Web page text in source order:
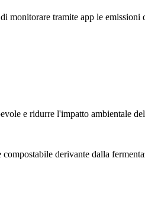
monitorare tramite app le emissioni
e ridurre l'impatto ambientale
derivante dalla